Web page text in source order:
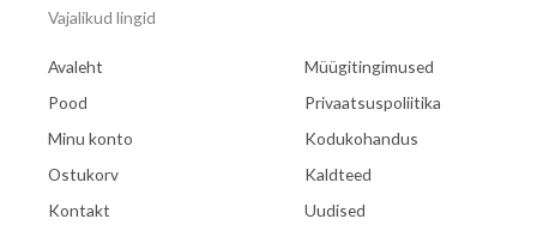
Vajalikud lingid
Avaleht
Pood
Minu konto
Ostukorv
Kontakt
Müügitingimused
Privaatsuspoliitika
Kodukohandus
Kaldteed
Uudised